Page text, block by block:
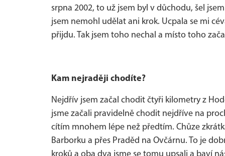
srpna 2002, to už jsem byl v důchodu, šel
jsem nemohl udělat ani krok. Ucpala se mi
přijdu. Tak jsem toho nechal a místo toho
Kam nejraději chodíte?
Nejdřív jsem začal chodit čtyři kilometry z
jsme začali pravidelně chodit nejdříve na
cítím mnohem lépe než předtím. Chůze
Barborku a přes Praděd na Ovčárnu. To je